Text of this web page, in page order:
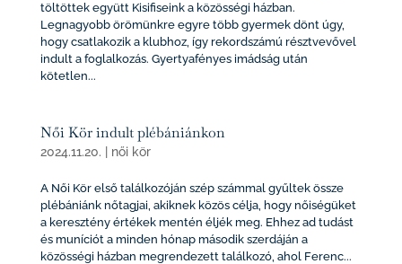
töltöttek együtt Kisifiseink a közösségi házban.
Legnagyobb örömünkre egyre több gyermek dönt úgy,
hogy csatlakozik a klubhoz, így rekordszámú résztvevővel
indult a foglalkozás. Gyertyafényes imádság után
kötetlen...
Női Kör indult plébániánkon
2024.11.20. női kör
A Női Kör első találkozóján szép számmal gyűltek össze
plébániánk nőtagjai, akiknek közös célja, hogy nőiségüket
a keresztény értékek mentén éljék meg. Ehhez ad tudást
és muníciót a minden hónap második szerdáján a
közösségi házban megrendezett találkozó, ahol Ferenc...